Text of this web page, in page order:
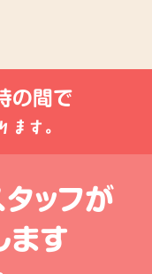
の間で
ます。
ッフが
ます